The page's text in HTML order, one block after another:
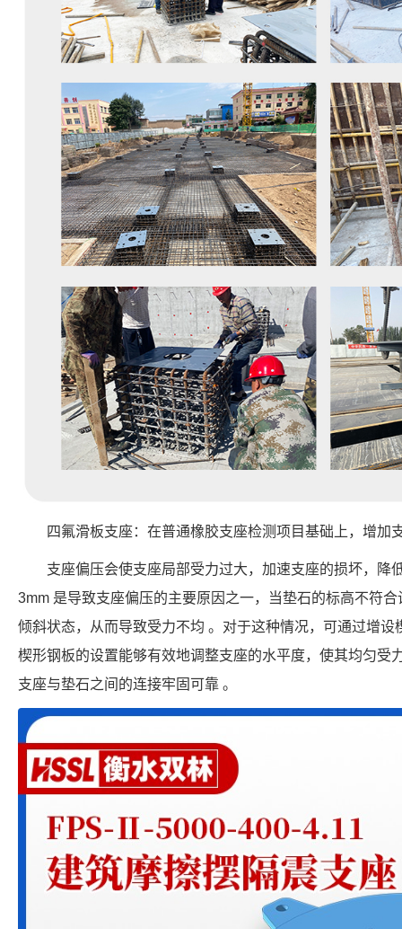
四氟滑板支座：在普通橡胶支座检测项目基础上，增加
支座偏压会使支座局部受力过大，加速支座的损坏，降
3mm 是导致支座偏压的主要原因之一，当垫石的标高不符
倾斜状态，从而导致受力不均 。对于这种情况，可通过增
楔形钢板的设置能够有效地调整支座的水平度，使其均匀受
支座与垫石之间的连接牢固可靠 。